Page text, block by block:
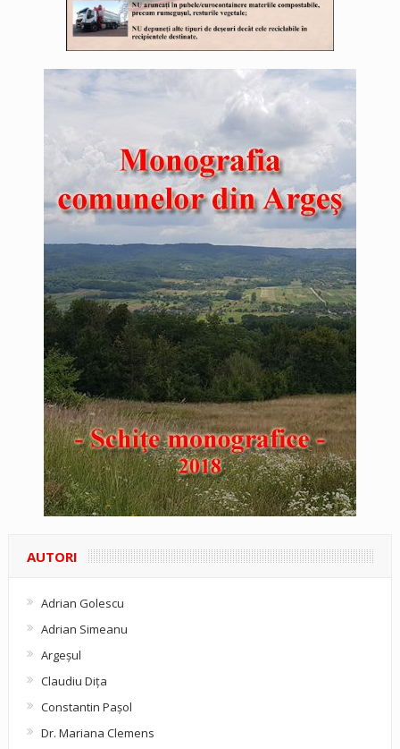
AUTORI
Adrian Golescu
Adrian Simeanu
Argeşul
Claudiu Diţa
Constantin Pașol
Dr. Mariana Clemens